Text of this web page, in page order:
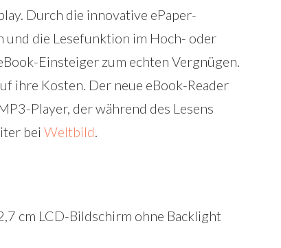
Durch die innovative ePaper-
und die Lesefunktion im Hoch- oder
Einsteiger zum echten Vergnügen.
ihre Kosten. Der neue eBook-Reader
Player, der während des Lesens
bei Weltbild.
cm LCD-Bildschirm ohne Backlight